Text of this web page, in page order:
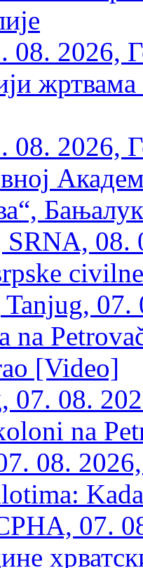
08. 2026,
жртвама
08. 2026,
SRNA,
na
[Video]
07. 08.
na
08.
07.